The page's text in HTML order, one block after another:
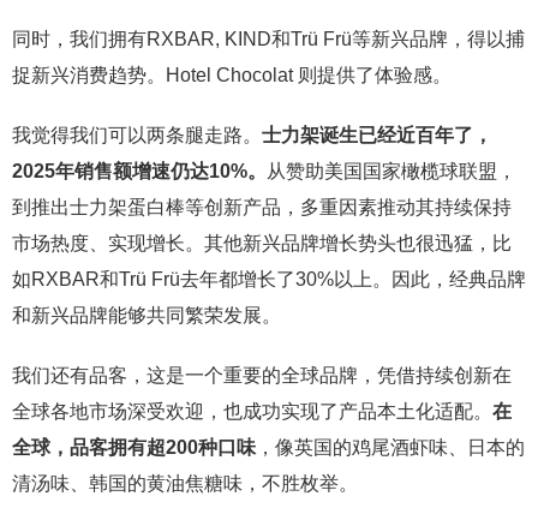
同时，我们拥有RXBAR, KIND和Trü Frü等新兴品牌，得以捕
捉新兴消费趋势。Hotel Chocolat 则提供了体验感。
我觉得我们可以两条腿走路。 士力架诞生已经近百年了，
2025年销售额增速仍达10%。
从赞助美国国家橄榄球联盟，
到推出士力架蛋白棒等创新产品，多重因素推动其持续保持
市场热度、实现增长。其他新兴品牌增长势头也很迅猛，比
如RXBAR和Trü Frü去年都增长了30%以上。因此，经典品牌
和新兴品牌能够共同繁荣发展。
我们还有品客，这是一个重要的全球品牌，凭借持续创新在
全球各地市场深受欢迎，也成功实现了产品本土化适配。 在
全球，品客拥有超200种口味 ，像英国的鸡尾酒虾味、日本的
清汤味、韩国的黄油焦糖味，不胜枚举。